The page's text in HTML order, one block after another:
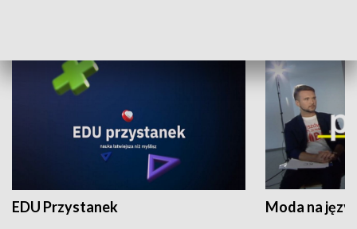
EDU Przystanek Moda na